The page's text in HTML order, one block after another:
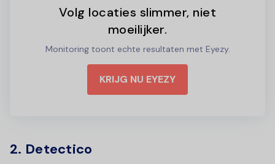
Volg locaties slimmer, niet
moeilijker.
Monitoring toont echte resultaten met Eyezy.
KRIJG NU EYEZY
2. Detectico